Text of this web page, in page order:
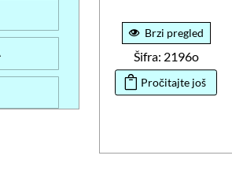
Brzi pregled
Šifra: 2196o
Pročitajte još